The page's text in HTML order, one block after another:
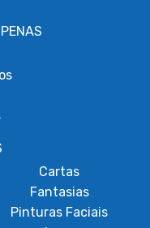
Cartas
Fantasias
Pinturas Faciais